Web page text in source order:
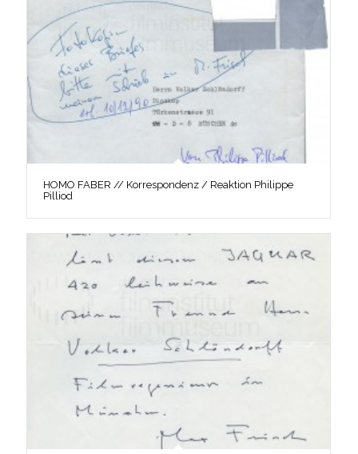
HOMO FABER // Korrespondenz / Reaktion Philippe
Pilliod